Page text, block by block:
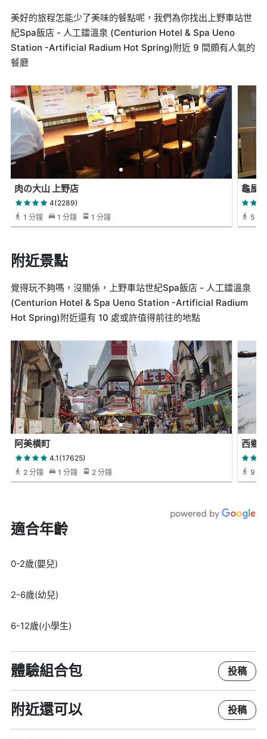
美好的旅程怎能少了美味的餐點呢，我們為你找出上野車站世
紀Spa飯店 - 人工鐳溫泉 (Centurion Hotel & Spa Ueno
Station -Artificial Radium Hot Spring)附近 9 間頗有人氣的
餐廳
肉の大山 上野店
4(2289)
1 分鐘
1 分鐘 1 分鐘
龜屋
5 分
附近景點
覺得玩不夠嗎，沒關係，上野車站世紀Spa飯店 - 人工鐳溫泉
(Centurion Hotel & Spa Ueno Station -Artificial Radium
Hot Spring)附近還有 10 處或許值得前往的地點
阿美橫町
4.1(17625)
2 分鐘
1 分鐘 2 分鐘
西鄉
9 天
適合年齡
0-2歲(嬰兒)
2-6歲(幼兒)
6-12歲(小學生)
體驗組合包 投稿
附近還可以 投稿